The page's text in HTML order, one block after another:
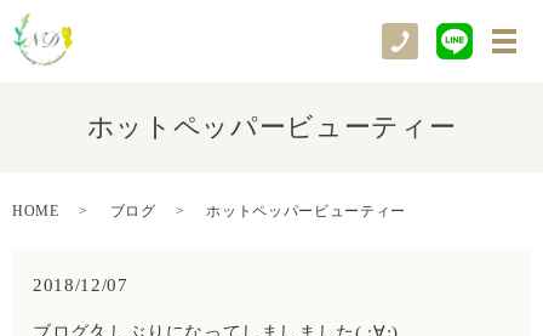
メ
ホットペッパービューティー
HOME ブログ ホットペッパービューティー
2018/12/07